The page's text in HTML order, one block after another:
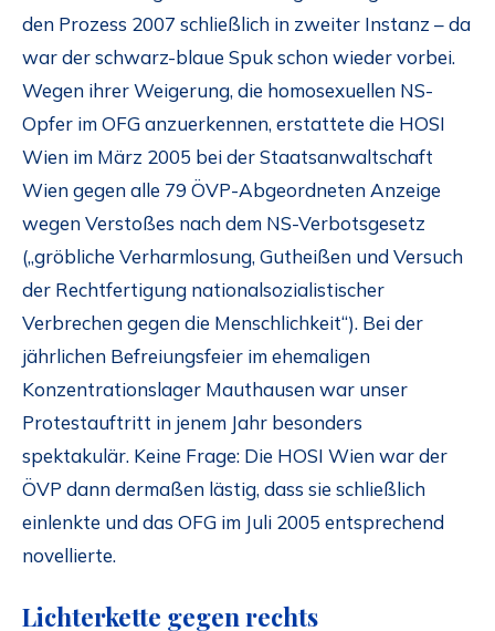
den Prozess 2007 schließlich in zweiter Instanz – da
war der schwarz-blaue Spuk schon wieder vorbei.
Wegen ihrer Weigerung, die homosexuellen NS-
Opfer im OFG anzuerkennen, erstattete die HOSI
Wien im März 2005 bei der Staatsanwaltschaft
Wien gegen alle 79 ÖVP-Abgeordneten Anzeige
wegen Verstoßes nach dem NS-Verbotsgesetz
(„gröbliche Verharmlosung, Gutheißen und Versuch
der Rechtfertigung nationalsozialistischer
Verbrechen gegen die Menschlichkeit“). Bei der
jährlichen Befreiungsfeier im ehemaligen
Konzentrationslager Mauthausen war unser
Protestauftritt in jenem Jahr besonders
spektakulär. Keine Frage: Die HOSI Wien war der
ÖVP dann dermaßen lästig, dass sie schließlich
einlenkte und das OFG im Juli 2005 entsprechend
novellierte.
Lichterkette gegen rechts